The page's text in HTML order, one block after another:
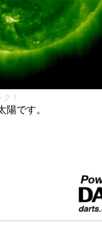
！
陽です。